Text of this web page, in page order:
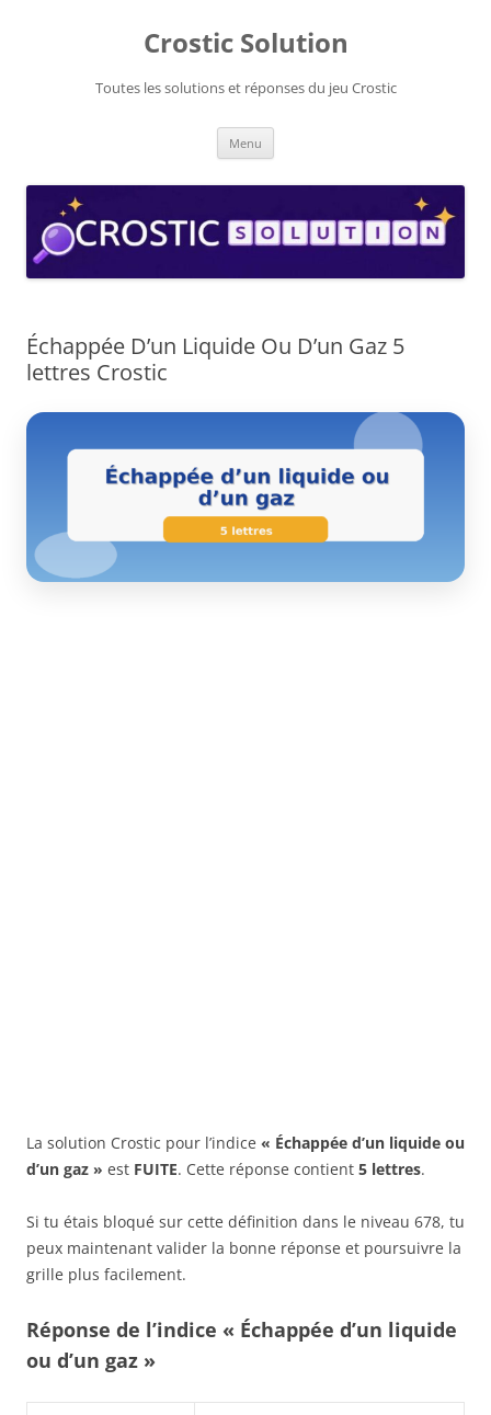
Crostic Solution
Toutes les solutions et réponses du jeu Crostic
Menu
Échappée D’un Liquide Ou D’un Gaz 5
lettres Crostic
La solution Crostic pour l’indice « Échappée d’un liquide ou
d’un gaz » est FUITE. Cette réponse contient 5 lettres.
Si tu étais bloqué sur cette définition dans le niveau 678, tu
peux maintenant valider la bonne réponse et poursuivre la
grille plus facilement.
Réponse de l’indice « Échappée d’un liquide
ou d’un gaz »